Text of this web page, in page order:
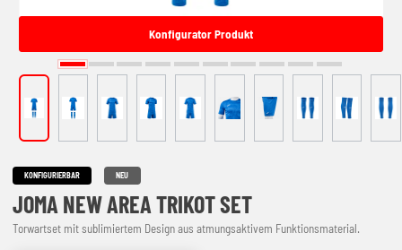
Konfigurator Produkt
KONFIGURIERBAR NEU
JOMA NEW AREA TRIKOT SET
Torwartset mit sublimiertem Design aus atmungsaktivem Funktionsmaterial.